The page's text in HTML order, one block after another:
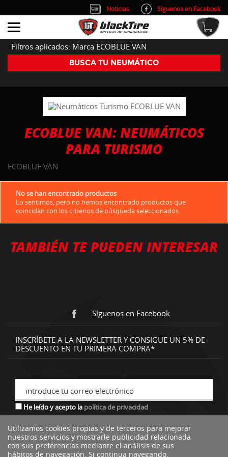
Filtros aplicados: Marca ECOBLUE VAN
BUSCA TU NEUMÁTICO
ECOBLUE VAN: NEUMÁTICOS
PARA TURISMO
ECOBLUE VAN
No se han encontrado productos
Lo sentimos, pero no hemos encontrado productos que
coincidan con los criterios de búsqueda seleccionados.
TAMBIÉN TE PUEDEN INTERESAR
Síguenos en Facebook
INSCRÍBETE A LA NEWSLETTER Y CONSIGUE UN 5% DE
DESCUENTO EN TU PRIMERA COMPRA*
introduce tu correo electrónico
He leído y acepto la política de privacidad
*descuento no acumulable a otras ofertas o promociones.
Utilizamos cookies propias y de terceros para mejorar
nuestros servicios y mostrarle publicidad relacionada
con sus preferencias mediante el análisis de sus
hábitos de navegación. Si continua navegando,
Noticias
Síguenos en Facebook
info@blacktire.es
914 353 309
Atención al cliente: L/V 9:00-14:00 y 15:00-19:00